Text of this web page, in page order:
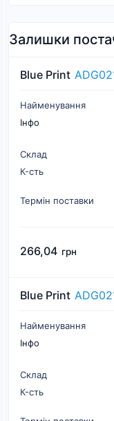
Залишки
Blue Print
Найменування
Інфо
Склад
К-cть
Термін поставки
266,04 грн
Blue Print
Найменування
Інфо
Склад
К-cть